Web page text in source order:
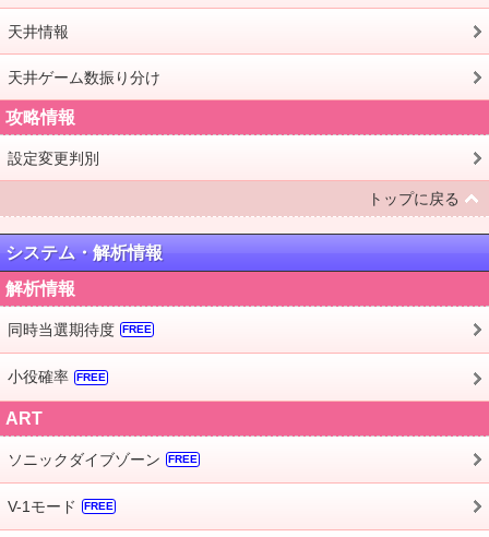
天井情報
天井ゲーム数振り分け
攻略情報
設定変更判別
トップに戻る
システム・解析情報
解析情報
同時当選期待度 FREE
小役確率 FREE
ART
ソニックダイブゾーン FREE
V-1モード FREE